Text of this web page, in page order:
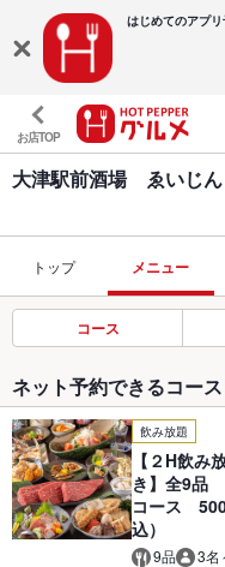
はじめてのアプ
お店TOP
大津駅前酒場 ゑいじん
トップ メニュー
コース
ネット予約できるコース
飲み放題
【２H飲み
き】全9品
コース
込）
9品 3名